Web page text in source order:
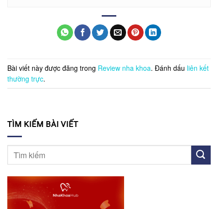
Bài viết này được đăng trong Review nha khoa. Đánh dấu liên kết
thường trực.
TÌM KIẾM BÀI VIẾT